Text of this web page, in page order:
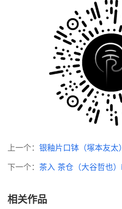
上一个： 银釉片口钵（塚本友
下一个： 茶入 茶仓（大谷哲也
相关作品